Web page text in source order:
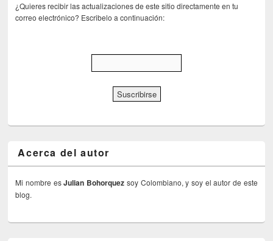
¿Quieres recibir las actualizaciones de este sitio directamente en tu
correo electrónico? Escribelo a continuación:
Acerca del autor
Mi nombre esJulian Bohorquez soy Colombiano, y soy el autor de este
blog.